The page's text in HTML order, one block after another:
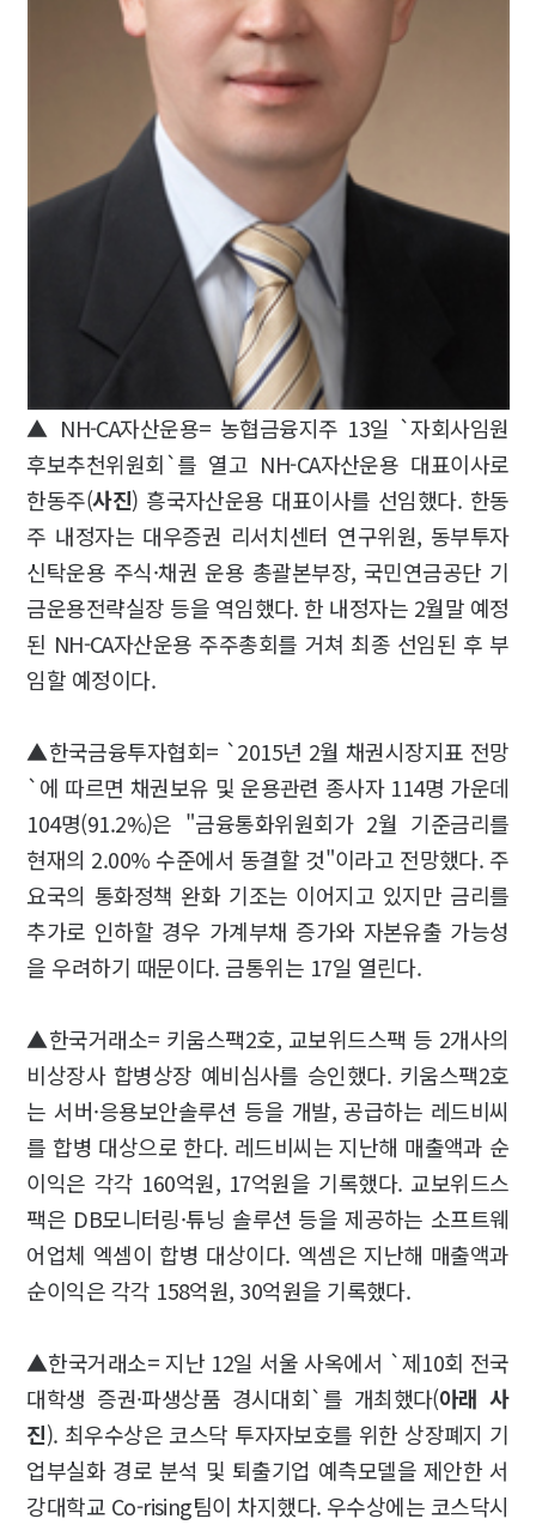
▲ NH-CA자산운용= 농협금융지주 13일 `자회사임원
후보추천위원회`를 열고 NH-CA자산운용 대표이사로
한동주(사진) 흥국자산운용 대표이사를 선임했다. 한동
주 내정자는 대우증권 리서치센터 연구위원, 동부투자
신탁운용 주식·채권 운용 총괄본부장, 국민연금공단 기
금운용전략실장 등을 역임했다. 한 내정자는 2월말 예정
된 NH-CA자산운용 주주총회를 거쳐 최종 선임된 후 부
임할 예정이다.
▲한국금융투자협회= `2015년 2월 채권시장지표 전망
`에 따르면 채권보유 및 운용관련 종사자 114명 가운데
104명(91.2%)은 "금융통화위원회가 2월 기준금리를
현재의 2.00% 수준에서 동결할 것"이라고 전망했다. 주
요국의 통화정책 완화 기조는 이어지고 있지만 금리를
추가로 인하할 경우 가계부채 증가와 자본유출 가능성
을 우려하기 때문이다. 금통위는 17일 열린다.
▲한국거래소= 키움스팩2호, 교보위드스팩 등 2개사의
비상장사 합병상장 예비심사를 승인했다. 키움스팩2호
는 서버·응용보안솔루션 등을 개발, 공급하는 레드비씨
를 합병 대상으로 한다. 레드비씨는 지난해 매출액과 순
이익은 각각 160억원, 17억원을 기록했다. 교보위드스
팩은 DB모니터링·튜닝 솔루션 등을 제공하는 소프트웨
어업체 엑셈이 합병 대상이다. 엑셈은 지난해 매출액과
순이익은 각각 158억원, 30억원을 기록했다.
▲한국거래소= 지난 12일 서울 사옥에서 `제10회 전국
대학생 증권·파생상품 경시대회`를 개최했다(아래 사
진). 최우수상은 코스닥 투자자보호를 위한 상장폐지 기
업부실화 경로 분석 및 퇴출기업 예측모델을 제안한 서
강대학교 Co-rising팀이 차지했다. 우수상에는 코스닥시